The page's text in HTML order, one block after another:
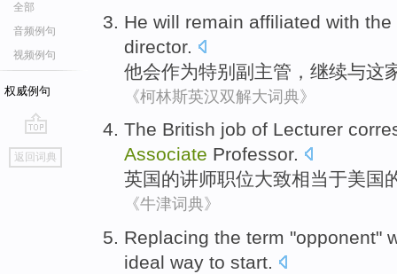
全部
音频例句
视频例句
权威例句
go
top
返回词典
He will remain affiliated with the
director.
他会作为特别 副 主管， 继续与这
《柯林斯英汉双解大词典》
The British job of Lecturer
Associate Professor.
英国的讲师职位大致相当于美国
《牛津词典》
Replacing the term "opponent"
ideal way to start.